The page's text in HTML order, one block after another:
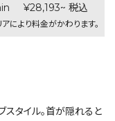
¥28,193~ 税込
により料金がかわります。
タイル。首が隠れると